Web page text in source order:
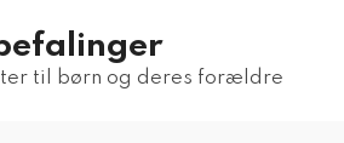
til børn og deres forældre